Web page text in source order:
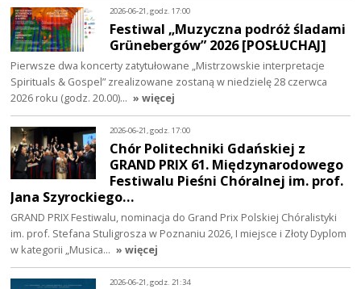
2026-06-21, godz. 17:00
Festiwal „Muzyczna podróż śladami
Grünebergów” 2026 [POSŁUCHAJ]
Pierwsze dwa koncerty zatytułowane „Mistrzowskie interpretacje
Spirituals & Gospel” zrealizowane zostaną w niedzielę 28 czerwca
2026 roku (godz. 20.00)… » więcej
2026-06-21, godz. 17:00
Chór Politechniki Gdańskiej z
GRAND PRIX 61. Międzynarodowego
Festiwalu Pieśni Chóralnej im. prof.
Jana Szyrockiego…
GRAND PRIX Festiwalu, nominacja do Grand Prix Polskiej Chóralistyki
im. prof. Stefana Stuligrosza w Poznaniu 2026, I miejsce i Złoty Dyplom
w kategorii „Musica… » więcej
2026-06-21, godz. 21:34